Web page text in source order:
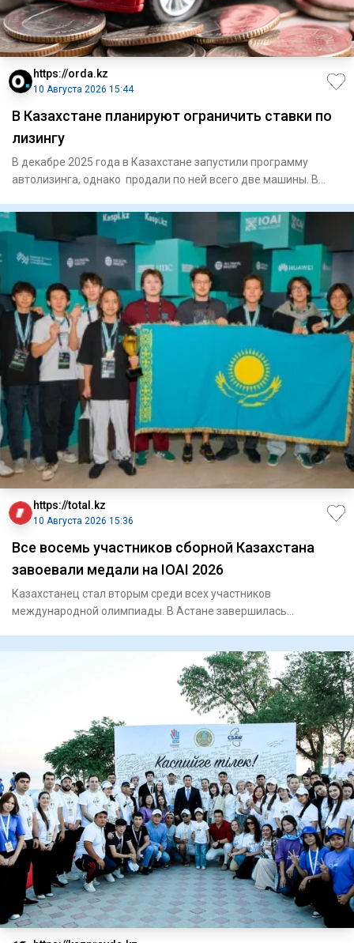
https://orda.kz
10 Августа 2026 15:44
В Казахстане планируют ограничить ставки по
лизингу
В декабре 2025 года в Казахстане запустили программу
автолизинга, однако продали по ней всего две машины. В
https://total.kz
10 Августа 2026 15:36
Все восемь участников сборной Казахстана
завоевали медали на IOAI 2026
Казахстанец стал вторым среди всех участников
международной олимпиады. В Астане завершилась